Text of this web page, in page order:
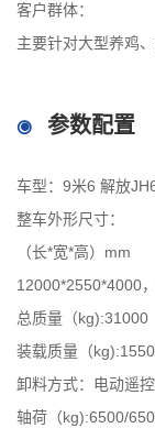
客户群体：
主要针对大型养鸡
参数配置
车型：9米6 解放
整车外形尺寸：
（长*宽*高）mm
12000*2550*4000
总质量（kg):31000
装载质量（
卸料方式：电动遥
轴荷（kg):6500/